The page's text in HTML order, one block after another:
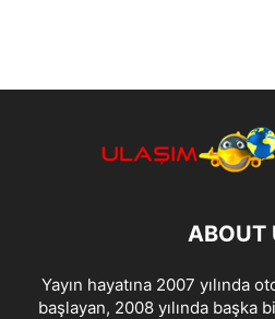
ABOUT
Yayın hayatına 2007 yılında
başlayan, 2008 yılında başka